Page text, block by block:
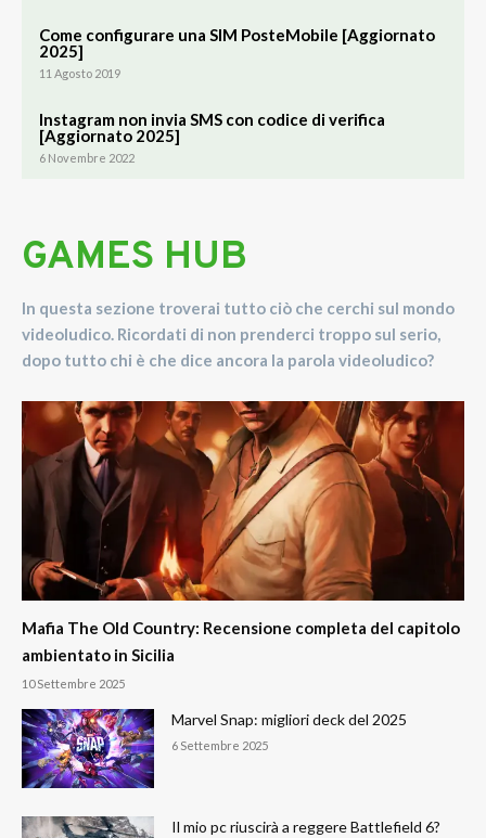
Come configurare una SIM PosteMobile [Aggiornato
2025]
11 Agosto 2019
Instagram non invia SMS con codice di verifica
[Aggiornato 2025]
6 Novembre 2022
GAMES HUB
In questa sezione troverai tutto ciò che cerchi sul mondo
videoludico. Ricordati di non prenderci troppo sul serio,
dopo tutto chi è che dice ancora la parola videoludico?
Mafia The Old Country: Recensione completa del capitolo
ambientato in Sicilia
10 Settembre 2025
Marvel Snap: migliori deck del 2025
6 Settembre 2025
Il mio pc riuscirà a reggere Battlefield 6?